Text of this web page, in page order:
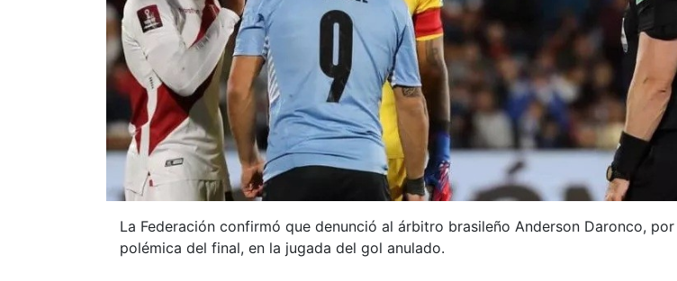
La Federación confirmó que denunció al árbitro brasileño Anderson Daronco, por
polémica del final, en la jugada del gol anulado.